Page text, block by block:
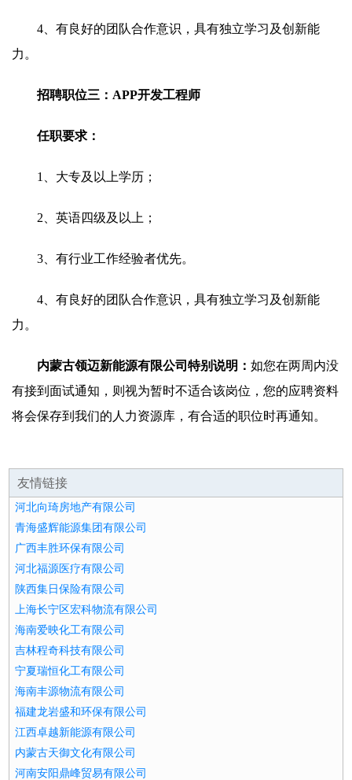
4、有良好的团队合作意识，具有独立学习及创新能
力。
招聘职位三：APP开发工程师
任职要求：
1、大专及以上学历；
2、英语四级及以上；
3、有行业工作经验者优先。
4、有良好的团队合作意识，具有独立学习及创新能
力。
内蒙古领迈新能源有限公司特别说明： 如您在两周内没
有接到面试通知，则视为暂时不适合该岗位，您的应聘资料
将会保存到我们的人力资源库，有合适的职位时再通知。
友情链接
河北向琦房地产有限公司
青海盛辉能源集团有限公司
广西丰胜环保有限公司
河北福源医疗有限公司
陕西集日保险有限公司
上海长宁区宏科物流有限公司
海南爱映化工有限公司
吉林程奇科技有限公司
宁夏瑞恒化工有限公司
海南丰源物流有限公司
福建龙岩盛和环保有限公司
江西卓越新能源有限公司
内蒙古天御文化有限公司
河南安阳鼎峰贸易有限公司